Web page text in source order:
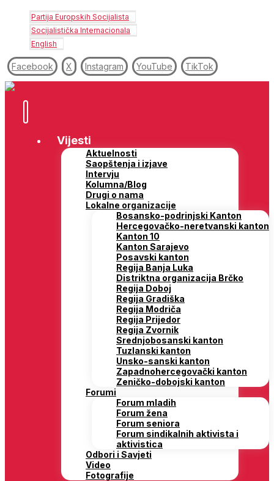
Partija Europskih Socijalista
Socijalistička Internacionala
English
Facebook X Instagram YouTube TikTok
Vijesti
Aktuelnosti
Saopštenja i izjave
Intervju
Kolumna/Blog
Drugi o nama
Lokalne organizacije
Bosansko-podrinjski Kanton
Hercegovačko-neretvanski kanton
Kanton 10
Kanton Sarajevo
Posavski kanton
Regija Banja Luka
Distriktna organizacija Brčko
Regija Doboj
Regija Gradiška
Regija Modriča
Regija Prijedor
Regija Zvornik
Srednjobosanski kanton
Tuzlanski kanton
Unsko-sanski kanton
Zapadnohercegovački kanton
Zeničko-dobojski kanton
Forumi
Forum mladih
Forum žena
Forum seniora
Forum sindikalnih aktivista i
aktivistica
Odbori i Savjeti
Video
Fotografije